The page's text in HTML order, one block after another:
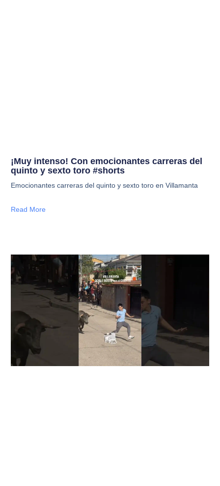
¡Muy intenso! Con emocionantes carreras del
quinto y sexto toro #shorts
Emocionantes carreras del quinto y sexto toro en Villamanta
Read More